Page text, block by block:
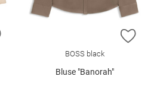
ZUR WUNSCHLISTE HINZUFÜGEN
BOSS black
Bluse "Banorah"